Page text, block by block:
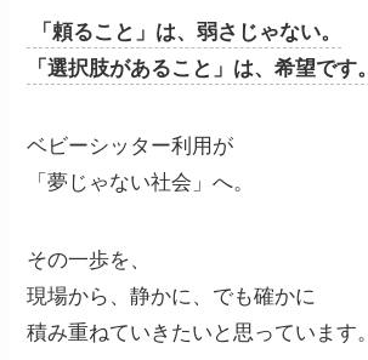
「頼ること」は、弱さじゃない。
「選択肢があること」は、希望です。
ベビーシッター利用が
「夢じゃない社会」へ。
その一歩を、
現場から、静かに、でも確かに
積み重ねていきたいと思っています。